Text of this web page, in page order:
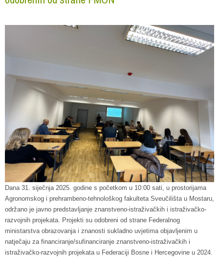
Dana 31. siječnja 2025. godine s početkom u 10:00 sati, u prostorijama
Agronomskog i prehrambeno-tehnološkog fakulteta Sveučilišta u Mostaru,
održano je javno predstavljanje znanstveno-istraživačkih i istraživačko-
razvojnih projekata. Projekti su odobreni od strane Federalnog
ministarstva obrazovanja i znanosti sukladno uvjetima objavljenim u
natječaju za financiranje/sufinanciranje znanstveno-istraživačkih i
istraživačko-razvojnih projekata u Federaciji Bosne i Hercegovine u 2024.